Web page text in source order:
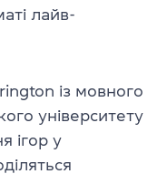
лайв-
із мовного
університету
ігор у